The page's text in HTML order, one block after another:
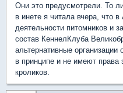
Они это предусмотрели. То
в инете я читала вчера, что в
деятельности питомников и
состав КеннелКлуба
альтернативные
в принципе и не имеют права
кроликов.